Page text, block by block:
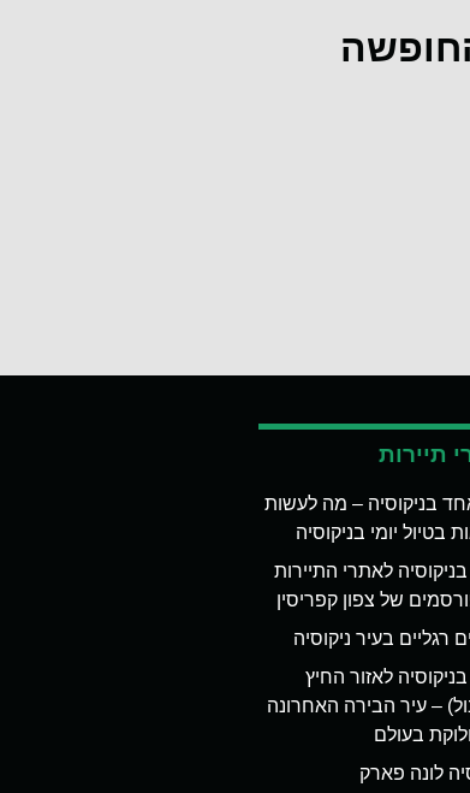
תיירות
בניקוסיה – מה לעשות
בטיול יומי בניקוסיה
בניקוסיה לאתרי התיירות
של צפון קפריסין
רגליים בעיר ניקוסיה
בניקוסיה לאזור החיץ
– עיר הבירה האחרונה
בעולם
לונה פארק